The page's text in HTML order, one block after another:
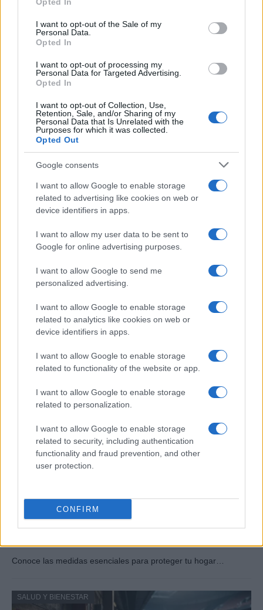
use your data for below specified purposes in below Google
consent section.
I want to opt-out of the Sale of my
Personal Data.
Opted In
I want to opt-out of processing my
Personal Data for Targeted Advertising.
Opted In
I want to opt-out of Collection, Use,
Retention, Sale, and/or Sharing of my
Personal Data that Is Unrelated with the
Purposes for which it was collected.
Opted Out
Google consents
I want to allow Google to enable storage
related to advertising like cookies on web or
device identifiers in apps.
I want to allow my user data to be sent to
Google for online advertising purposes.
I want to allow Google to send me
personalized advertising.
I want to allow Google to enable storage
related to analytics like cookies on web or
device identifiers in apps.
I want to allow Google to enable storage
related to functionality of the website or app.
I want to allow Google to enable storage
related to personalization.
I want to allow Google to enable storage
related to security, including authentication
functionality and fraud prevention, and other
user protection.
CONFIRM
Crianza tradicional para una infancia más
autónoma
La crianza cotidiana se construye mediante decisiones
pequeñas…
SALUD Y BIENESTAR
Guía para delegar tareas y evitar la
sobrecarga emocional
Guía completa para preparar tu vivienda
Conoce las medidas esenciales para proteger tu hogar…
SALUD Y BIENESTAR